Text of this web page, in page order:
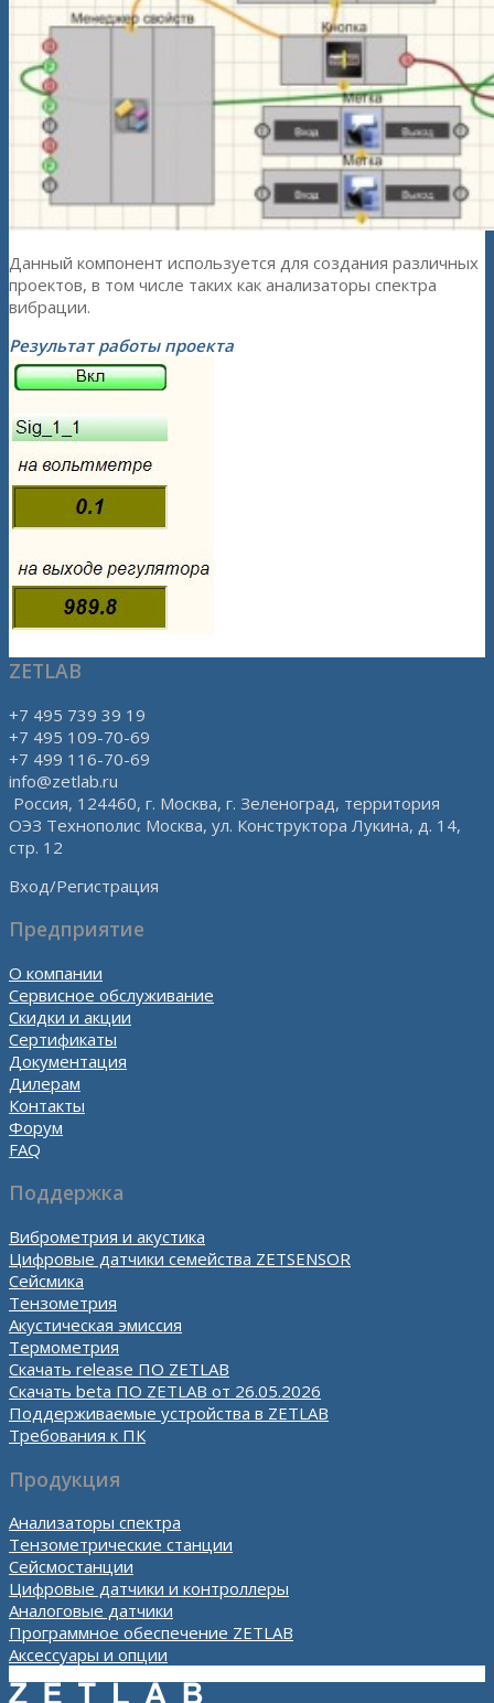
Данный компонент используется для создания различных
проектов, в том числе таких как анализаторы спектра
вибрации.
Результат работы проекта
ZETLAB
+7 495 739 39 19
+7 495 109-70-69
+7 499 116-70-69
info@zetlab.ru
Россия, 124460, г. Москва, г. Зеленоград, территория
ОЭЗ Технополис Москва, ул. Конструктора Лукина, д. 14,
стр. 12
Вход/Регистрация
Предприятие
О компании
Сервисное обслуживание
Скидки и акции
Сертификаты
Документация
Дилерам
Контакты
Форум
FAQ
Поддержка
Виброметрия и акустика
Цифровые датчики семейства ZETSENSOR
Сейсмика
Тензометрия
Акустическая эмиссия
Термометрия
Скачать release ПО ZETLAB
Скачать beta ПО ZETLAB от 26.05.2026
Поддерживаемые устройства в ZETLAB
Требования к ПК
Продукция
Анализаторы спектра
Тензометрические станции
Сейсмостанции
Цифровые датчики и контроллеры
Аналоговые датчики
Программное обеспечение ZETLAB
Аксессуары и опции